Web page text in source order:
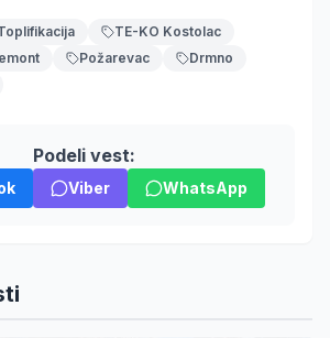
TE-KO Kostolac
Požarevac
Drmno
Podeli vest:
Viber WhatsApp